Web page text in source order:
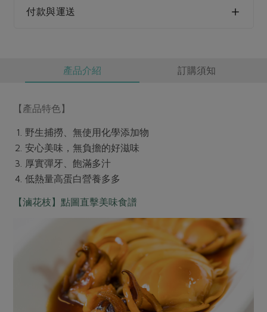
高麗菜海鮮煎餅
地區活動
付款與運送
產品介紹 訂購須知
【產品特色】
野生捕撈、無使用化學添加物
安心美味，無負擔的好滋味
厚實彈牙、飽滿多汁
低熱量高蛋白營養多多
【滷花枝】點圖直擊美味食譜